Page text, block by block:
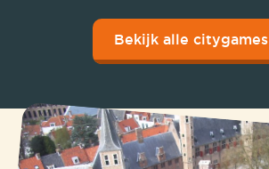
Bekijk alle citygames